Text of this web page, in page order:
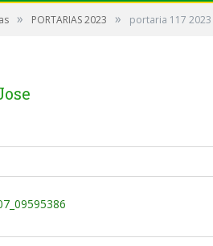
» PORTARIAS 2023 » portaria 117